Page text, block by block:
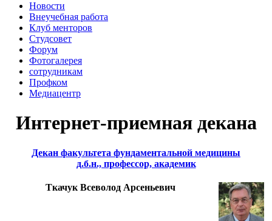
Новости
Внеучебная работа
Клуб менторов
Студсовет
Форум
Фотогалерея
сотрудникам
Профком
Медиацентр
Интернет-приемная декана
Декан факультета фундаментальной медицины
д.б.н., профессор, академик
Ткачук Всеволод Арсеньевич